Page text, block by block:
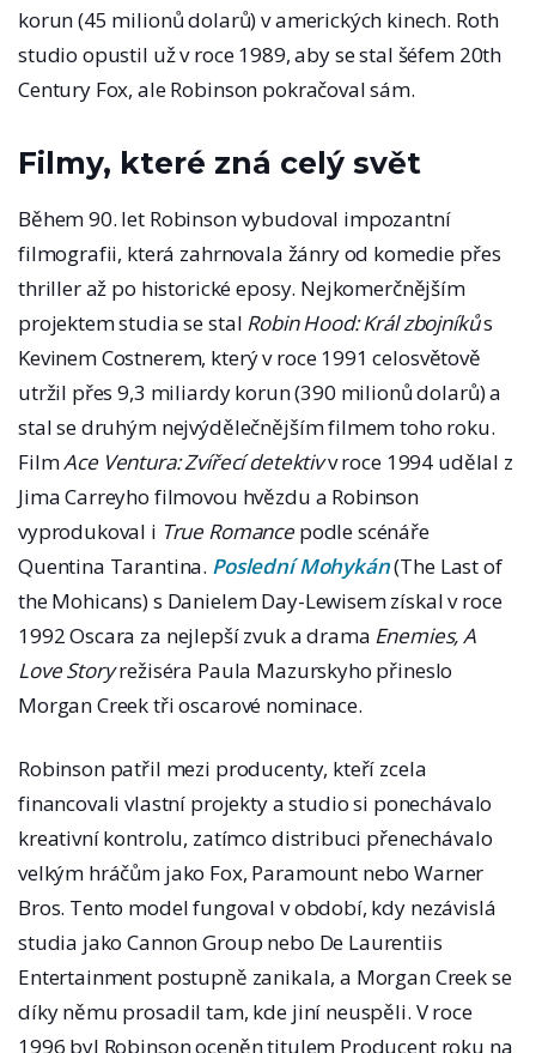
korun (45 milionů dolarů) v amerických kinech. Roth
studio opustil už v roce 1989, aby se stal šéfem 20th
Century Fox, ale Robinson pokračoval sám.
Filmy, které zná celý svět
Během 90. let Robinson vybudoval impozantní
filmografii, která zahrnovala žánry od komedie přes
thriller až po historické eposy. Nejkomerčnějším
projektem studia se stal Robin Hood: Král zbojníkůs
Kevinem Costnerem, který v roce 1991 celosvětově
utržil přes 9,3 miliardy korun (390 milionů dolarů) a
stal se druhým nejvýdělečnějším filmem toho roku.
FilmAce Ventura: Zvířecí detektivv roce 1994 udělal z
Jima Carreyho filmovou hvězdu a Robinson
vyprodukoval i True Romancepodle scénáře
Quentina Tarantina. Poslední Mohykán(The Last of
the Mohicans) s Danielem Day-Lewisem získal v roce
1992 Oscara za nejlepší zvuk a drama Enemies, A
Love Storyrežiséra Paula Mazurskyho přineslo
Morgan Creek tři oscarové nominace.
Robinson patřil mezi producenty, kteří zcela
financovali vlastní projekty a studio si ponechávalo
kreativní kontrolu, zatímco distribuci přenechávalo
velkým hráčům jako Fox, Paramount nebo Warner
Bros. Tento model fungoval v období, kdy nezávislá
studia jako Cannon Group nebo De Laurentiis
Entertainment postupně zanikala, a Morgan Creek se
díky němu prosadil tam, kde jiní neuspěli. V roce
1996 byl Robinson oceněn titulem Producent roku na